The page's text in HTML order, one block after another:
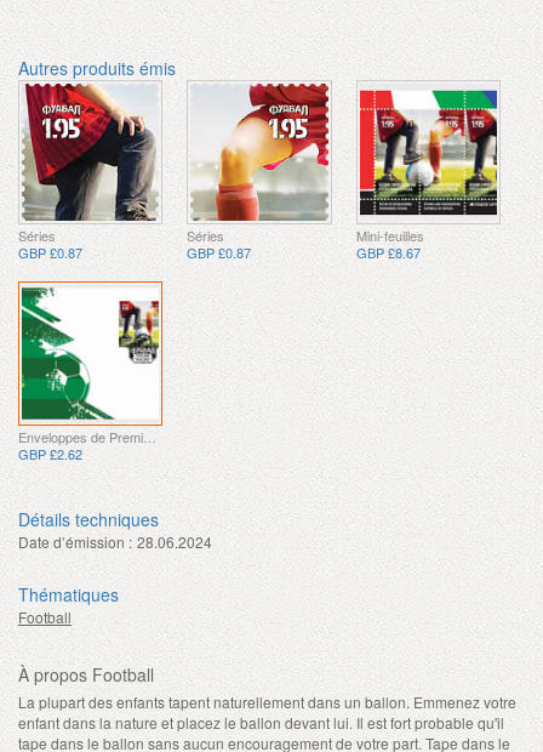
Autres produits émis
Séries
GBP £0.87
Séries
GBP £0.87
Mini-feuilles
GBP £8.67
GBP £2.62
Détails techniques
Date d’émission : 28.06.2024
Thématiques
Football
À propos Football
La plupart des enfants tapent naturellement dans un ballon. Emmenez votre
enfant dans la nature et placez le ballon devant lui. Il est fort probable qu'il
tape dans le ballon sans aucun encouragement de votre part. Tape dans le